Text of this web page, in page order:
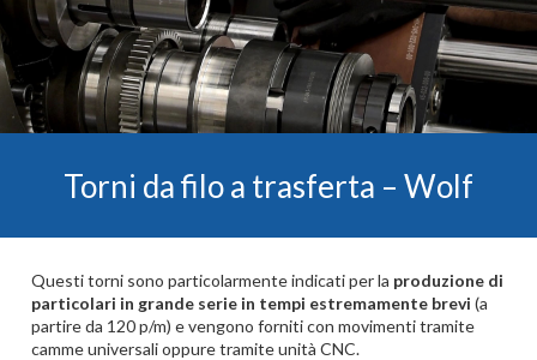
Torni da filo a trasferta – Wolf
Questi torni sono particolarmente indicati per la produzione di
particolari in grande serie in tempi estremamente brevi (a
partire da 120 p/m) e vengono forniti con movimenti tramite
camme universali oppure tramite unità CNC.